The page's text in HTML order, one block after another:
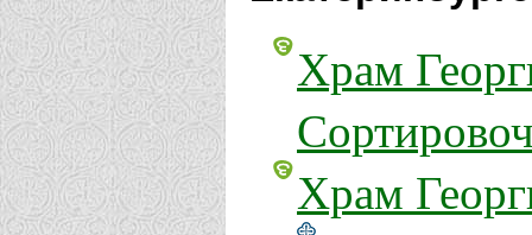
Храм
Храм